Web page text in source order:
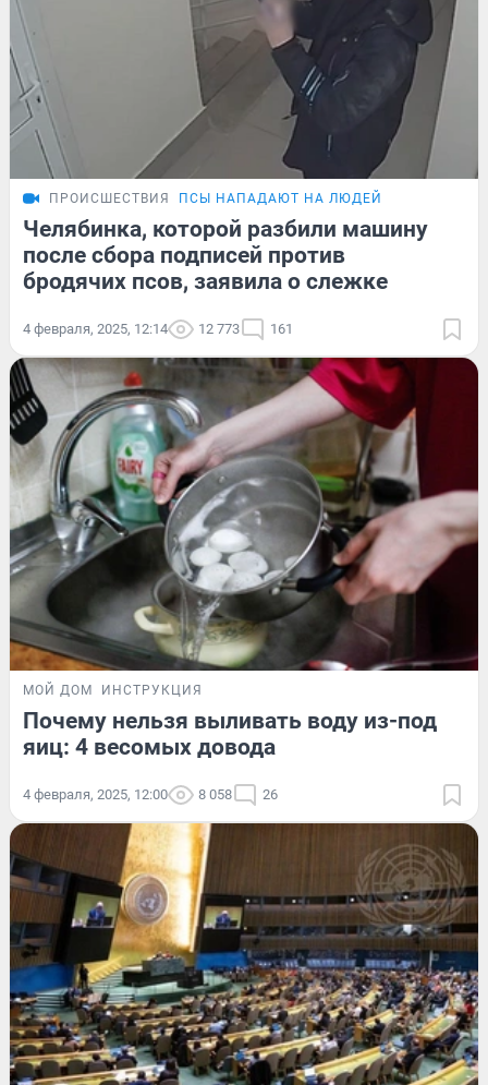
ПРОИСШЕСТВИЯ ПСЫ НАПАДАЮТ НА ЛЮДЕЙ
Челябинка, которой разбили машину
после сбора подписей против
бродячих псов, заявила о слежке
4 февраля, 2025, 12:14 12 773 161
МОЙ ДОМ ИНСТРУКЦИЯ
Почему нельзя выливать воду из-под
яиц: 4 весомых довода
4 февраля, 2025, 12:00 8 058 26